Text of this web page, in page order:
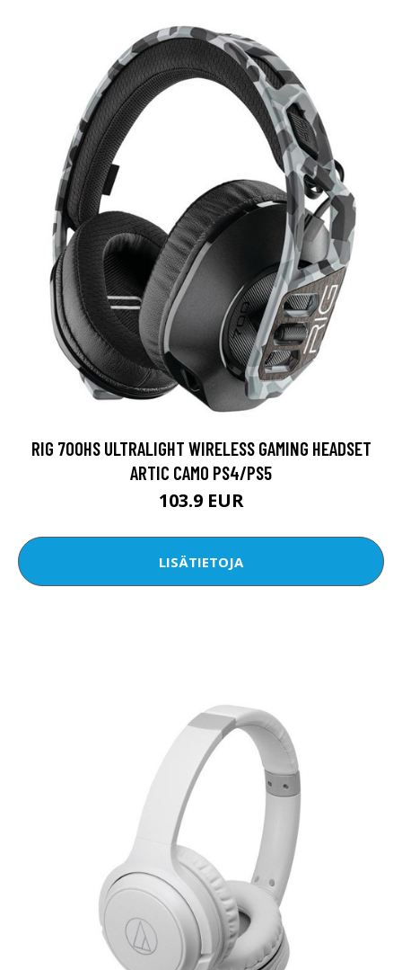
RIG 700HS ULTRALIGHT WIRELESS GAMING HEADSET
ARTIC CAMO PS4/PS5
103.9 EUR
LISÄTIETOJA